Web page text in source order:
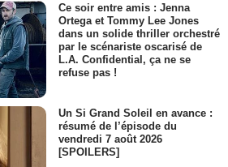
Ce soir entre amis : Jenna
Ortega et Tommy Lee Jones
dans un solide thriller orchestré
par le scénariste oscarisé de
L.A. Confidential, ça ne se
refuse pas !
Un Si Grand Soleil en avance :
résumé de l’épisode du
vendredi 7 août 2026
[SPOILERS]